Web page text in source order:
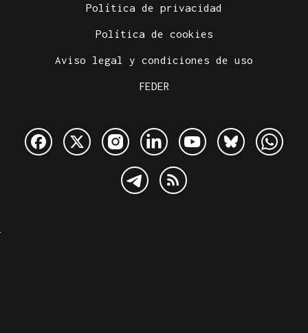
Política de privacidad
Política de cookies
Aviso legal y condiciones de uso
FEDER